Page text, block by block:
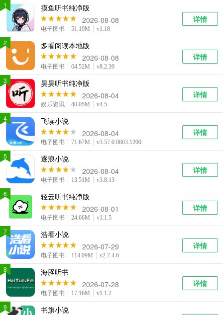
96款应用摸鱼听书纯净版
2026-08-08
电子图书 51.19M v1.18
详情
1
多看阅读本地版
2026-08-08
电子图书 64.52M v8.2.39
详情
2
昊昊听书纯净版
2026-08-04
娱乐资讯 40.05M v4.5
详情
3
飞读小说
2026-08-04
电子图书 71.67M v3.57.0.0803.1200
详情
4
逐浪小说
2026-08-04
电子图书 13.51M v3.8.13
详情
5
轻云听书纯净版
2026-08-01
电子图书 24.66M v1.1.5
详情
6
浩看小说
2026-07-29
电子图书 114.09M v2.7.4.6
详情
7
海豚听书
2026-07-28
电子图书 17.16M v1.1.2
详情
8
书旗小说
9